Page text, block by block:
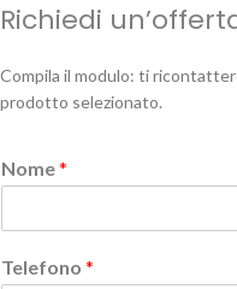
Richiedi
Compila il modulo: ti
prodotto selezionato.
Nome*
Telefono *